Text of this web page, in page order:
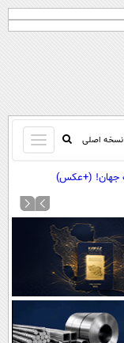
نسخه اصلی
باز
و
کردن